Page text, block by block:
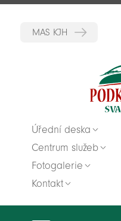
Úřední deska
Centrum služeb
Fotogalerie
Kontakt